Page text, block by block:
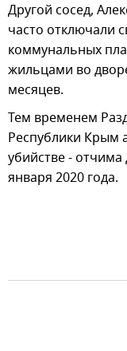
Другой сосед,
часто отключали
коммунальных
жильцами во
месяцев.
Тем временем
Республики Крым
убийстве -
января 2020 года.